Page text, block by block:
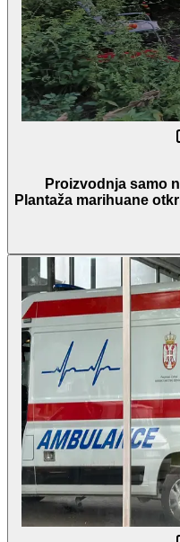
Proizvodnja samo
Plantaža marihuane